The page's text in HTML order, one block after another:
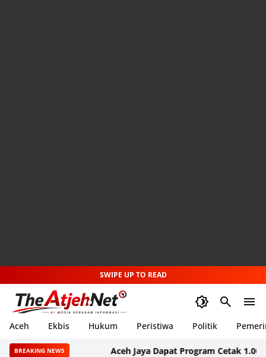
SWIPE UP TO READ
Aceh Ekbis Hukum Peristiwa Politik
BREAKING NEWS Aceh Jaya Dapat Program Cetak 1.000